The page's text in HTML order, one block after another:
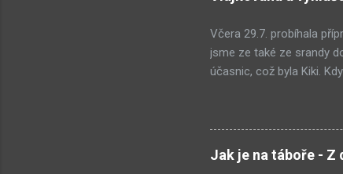
předpokládala, ale i
máme ve 23 hod. 3.den:
Včera 29.7. probíhala
jsme ze také ze srandy
účasnic, což byla Kiki.
půl čtvrté jsme měli
Vlajkovaná trvala dvě
jsme na večeři. Měli
výsledků táborové hry.
Jak je na táboře - Z